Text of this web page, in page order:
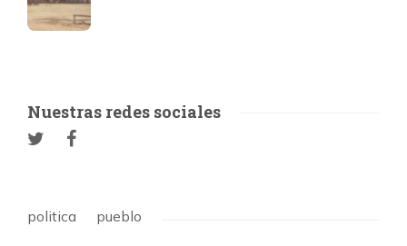
Nuestras redes sociales
politica pueblo